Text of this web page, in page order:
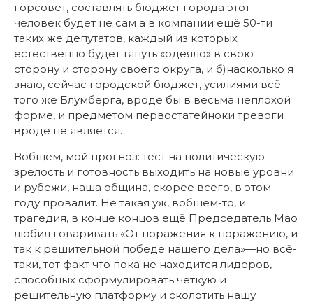
горсовет, составлять бюджет города этот
человек будет не сам а в компании ещё 50-ти
таких же депутатов, каждый из которых
естественно будет тянуть «одеяло» в свою
сторону и сторону своего округа, и б)насколько я
знаю, сейчас городской бюджет, усилиями всё
того же Блумберга, вроде бы в весьма неплохой
форме, и предметом первостатейноки тревоги
вроде не является.
Вобщем, мой прогноз: тест на политическую
зрелость и готовность выходить на новые уровни
и рубежи, наша община, скорее всего, в этом
году провалит. Не такая уж, вобшем-то, и
трагедия, в конце концов ещё Председатель Мао
любил говаривать «От поражения к поражению, и
так к решительной победе нашего дела»—но всё-
таки, тот факт что пока не находится лидеров,
способных сформулировать чёткую и
решительную платформу и сколотить нашу